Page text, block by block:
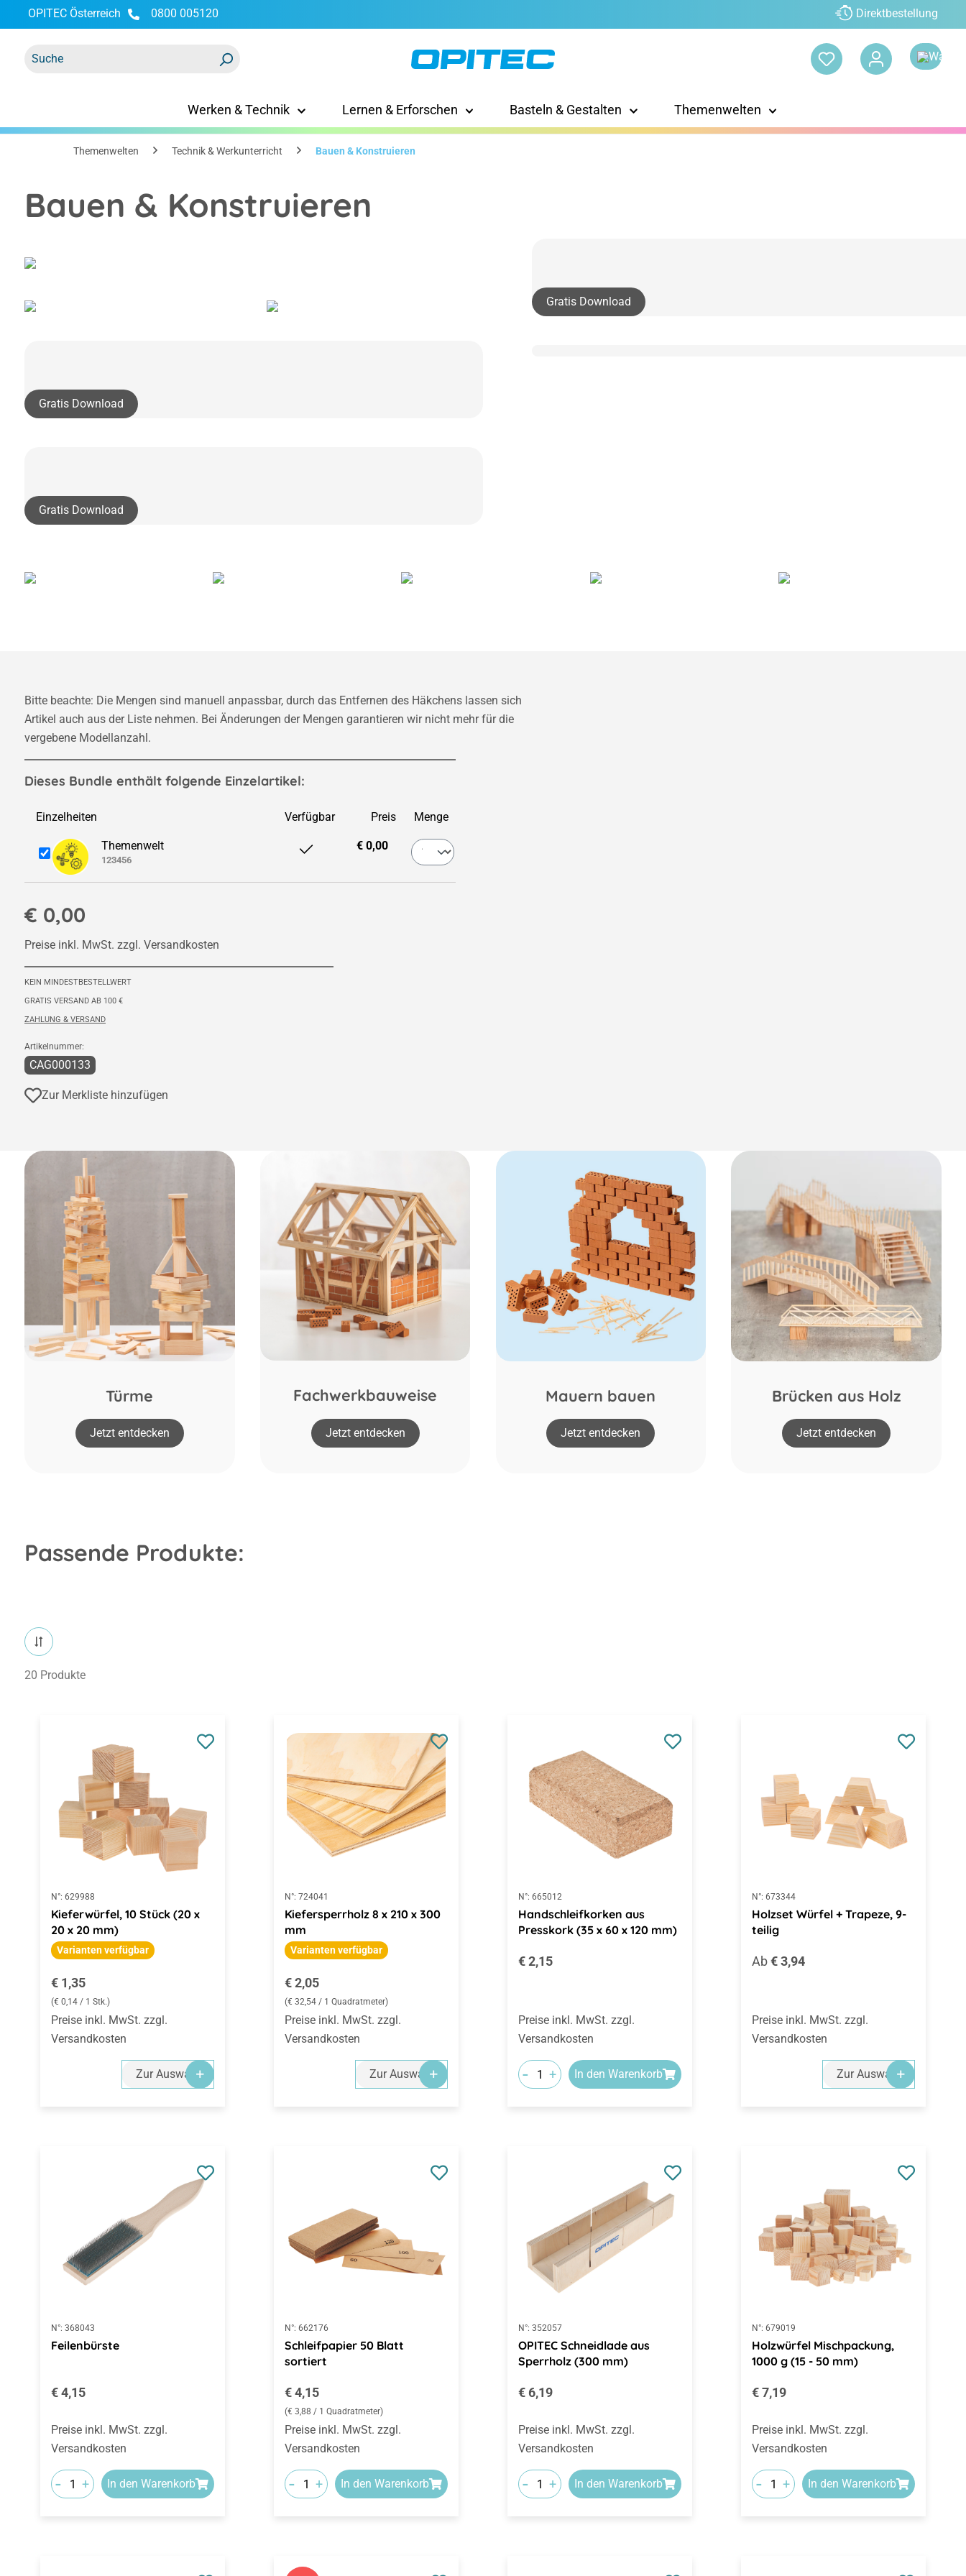
Zur Hauptnavigation springen
OPITEC Österreich 0800 005120 Direktbestellung
Werken & Technik Lernen & Erforschen Basteln & Gestalten Themenwelten
Themenwelten Technik & Werkunterricht Bauen & Konstruieren
Bauen & Konstruieren
Gratis Download
Gratis Download
Gratis Download
Bitte beachte: Die Mengen sind manuell anpassbar, durch das Entfernen des Häkchens lassen sich
Artikel auch aus der Liste nehmen. Bei Änderungen der Mengen garantieren wir nicht mehr für die
vergebene Modellanzahl.
€ 0,00
Preise inkl. MwSt. zzgl. Versandkosten
Dieses Bundle enthält folgende Einzelartikel:
Einzelheiten Menge
Verfügbar Preis
Themenwelt
123456
€ 0,00
KEIN MINDESTBESTELLWERT
GRATIS VERSAND AB 100 €
ZAHLUNG & VERSAND
Artikelnummer:
CAG000133
Zur Merkliste hinzufügen
Türme
Jetzt entdecken
Fachwerkbauweise
Jetzt entdecken
Mauern bauen
Jetzt entdecken
Brücken aus Holz
Jetzt entdecken
Passende Produkte:
20 Produkte
N°: 629988
Kieferwürfel, 10 Stück (20 x
20 x 20 mm)
Varianten verfügbar
Regulärer Preis:
€ 1,35
(€ 0,14 / 1 Stk.)
Preise inkl. MwSt. zzgl.
Versandkosten
Zur Auswahl
N°: 724041
Kiefersperrholz 8 x 210 x 300
mm
Varianten verfügbar
Regulärer Preis:
€ 2,05
(€ 32,54 / 1 Quadratmeter)
Preise inkl. MwSt. zzgl.
Versandkosten
Zur Auswahl
N°: 665012
Handschleifkorken aus
Presskork (35 x 60 x 120 mm)
Regulärer Preis:
€ 2,15
Preise inkl. MwSt. zzgl.
Versandkosten
- + In den Warenkorb
N°: 673344
Holzset Würfel + Trapeze, 9-
teilig
Regulärer Preis:
Ab€ 3,94
Preise inkl. MwSt. zzgl.
Versandkosten
Zur Auswahl
N°: 368043
Feilenbürste
Regulärer Preis:
€ 4,15
Preise inkl. MwSt. zzgl.
Versandkosten
- + In den Warenkorb
N°: 662176
Schleifpapier 50 Blatt
sortiert
Regulärer Preis:
€ 4,15
(€ 3,88 / 1 Quadratmeter)
Preise inkl. MwSt. zzgl.
Versandkosten
- + In den Warenkorb
N°: 352057
OPITEC Schneidlade aus
Sperrholz (300 mm)
Regulärer Preis:
€ 6,19
Preise inkl. MwSt. zzgl.
Versandkosten
- + In den Warenkorb
N°: 679019
Holzwürfel Mischpackung,
1000 g (15 - 50 mm)
Regulärer Preis:
€ 7,19
Preise inkl. MwSt. zzgl.
Versandkosten
- + In den Warenkorb